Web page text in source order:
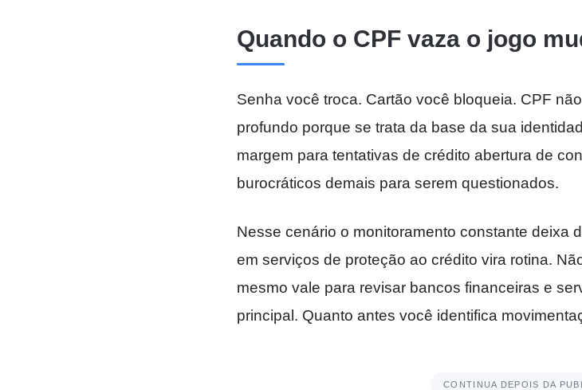
Quando o CPF vaza o jogo
Senha você troca. Cartão você bloqueia. CPF
profundo porque se trata da base da sua
margem para tentativas de crédito abertura de
burocráticos demais para serem questionados.
Nesse cenário o monitoramento constante deixa
em serviços de proteção ao crédito vira rotina.
mesmo vale para revisar bancos financeiras e
principal. Quanto antes você identifica
CONTINUA DEPOIS DA